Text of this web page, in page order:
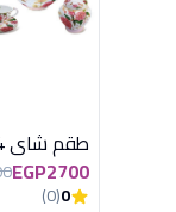
طقم شاى 24 ق روز فلور
EGP2700
0
(0)